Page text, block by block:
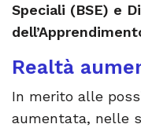
Speciali (BSE) e
Realtà
In merito alle
aumentata, nelle